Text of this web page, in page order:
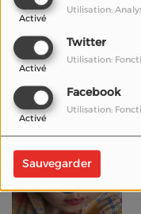
Activé
Utilisation:
Twitter
Activé
Utilisation:
Facebook
Activé
Utilisation:
Sauvegarder